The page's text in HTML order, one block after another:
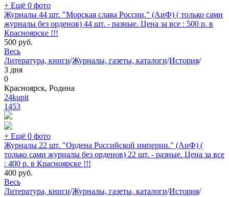
+ Ещё 0 фото
Журналы 44 шт. "Морская слава России." (АиФ) ( только сами
журналы без орденов) 44 шт. - разные. Цена за все : 500 р. в
Красноярске !!!
500 руб.
Весь
Литература, книги/Журналы, газеты, каталоги/История/
3 дня
0
Красноярск, Родина
24kupit
1453
+ Ещё 0 фото
Журналы 22 шт. "Ордена Российской империи." (АиФ) (
только сами журналы без орденов) 22 шт. - разные. Цена за все
: 400 р. в Красноярске !!!
400 руб.
Весь
Литература, книги/Журналы, газеты, каталоги/История/